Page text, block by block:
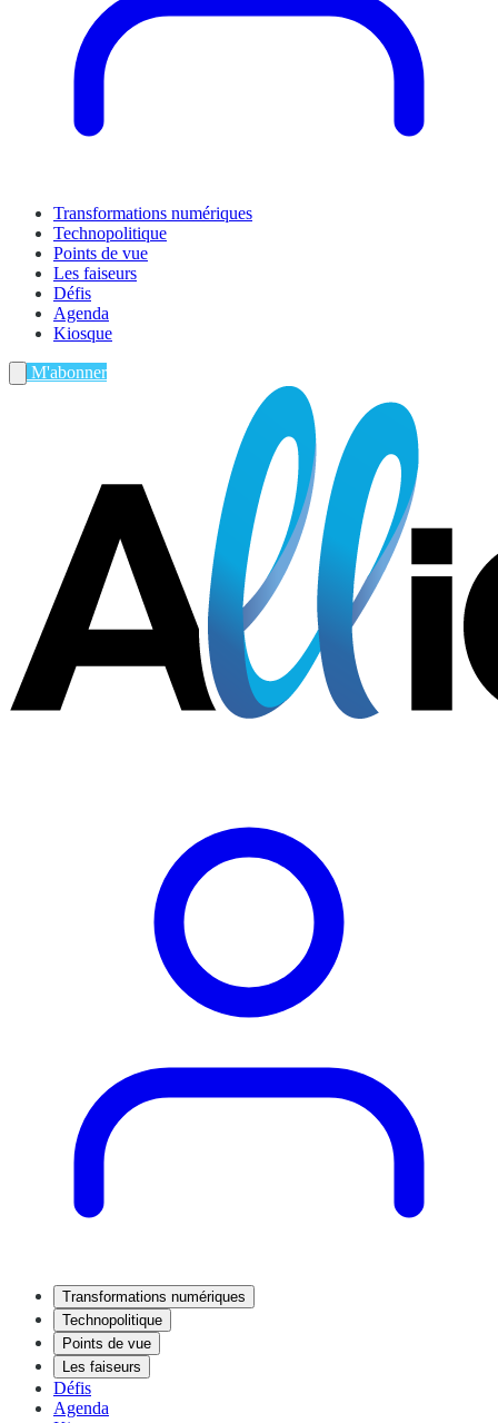
Transformations numériques
Technopolitique
Points de vue
Les faiseurs
Défis
Agenda
Kiosque
M'abonner
Transformations numériques
Technopolitique
Points de vue
Les faiseurs
Défis
Agenda